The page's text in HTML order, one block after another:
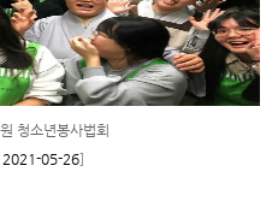
청소년봉사법회
2021-05-26]